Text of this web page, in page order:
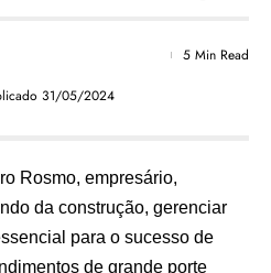
31/05/2024
5 Min Read
Rosmo, empresário,
da construção, gerenciar
para o sucesso de
de grande porte